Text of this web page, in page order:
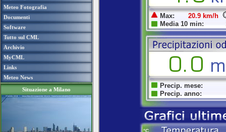
Meteo Fotografia
Documenti
Software
Tutto sul CML
Archivio
MyCML
Links
Meteo News
Situazione a Milano